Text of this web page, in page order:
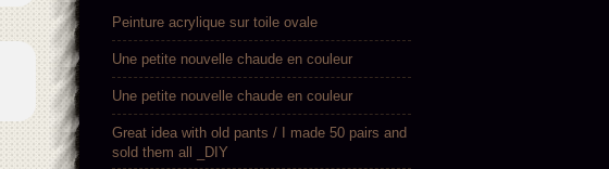
Peinture acrylique sur toile ovale
Une petite nouvelle chaude en couleur
Une petite nouvelle chaude en couleur
Great idea with old pants / I made 50 pairs and
sold them all _DIY